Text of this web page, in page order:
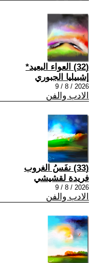
(32) العواء البعيد*
إشبيليا الجبوري
2026 / 8 / 9
الادب والفن
(33) نفَسُ الغروب
فريدة لقشيشي
2026 / 8 / 9
الادب والفن